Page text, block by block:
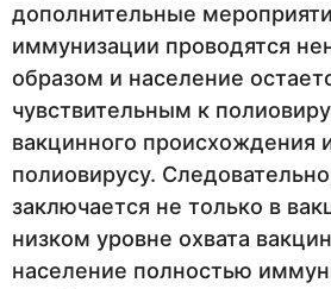
дополнительные
иммунизации проводятся
образом и население
чувствительным к
вакцинного происхождения
полиовирусу.
заключается не только в
низком уровне охвата
население полностью